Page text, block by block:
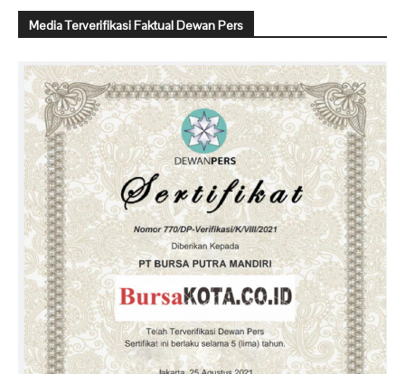
Media Terverifikasi Faktual Dewan Pers